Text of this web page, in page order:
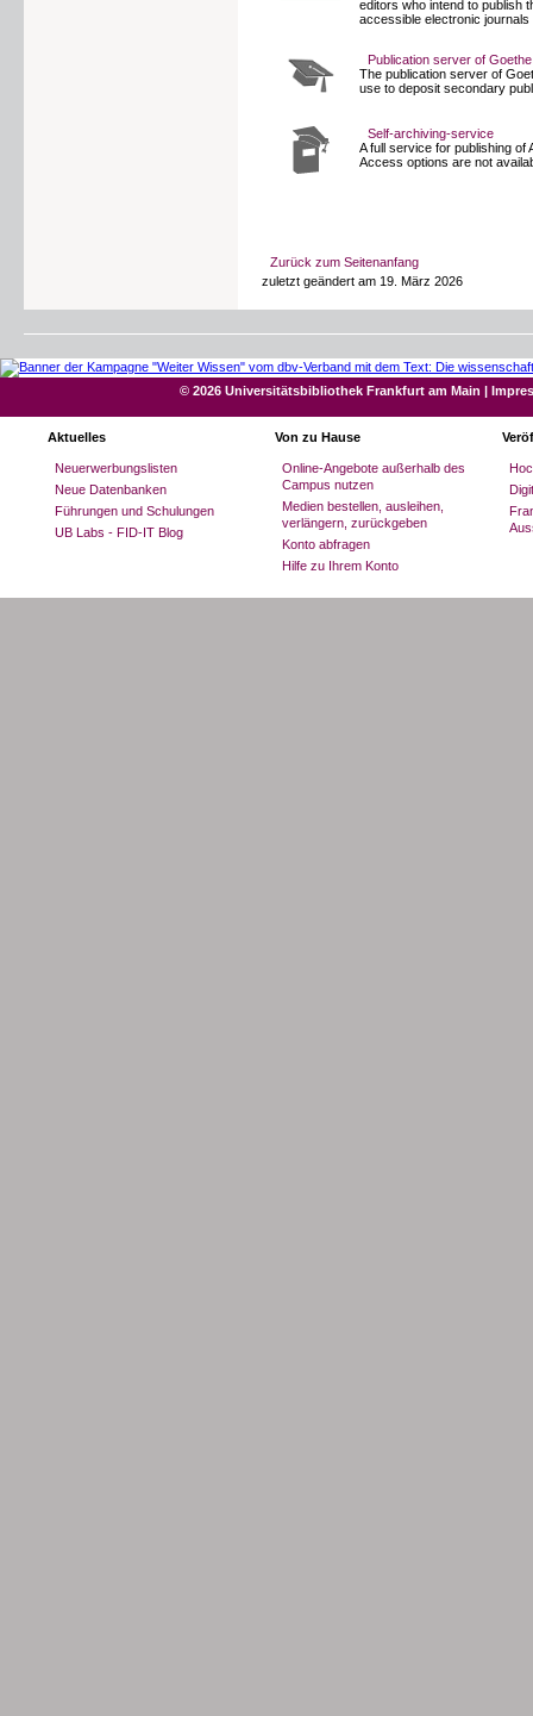
editors who intend to publish
accessible electronic journals
Publication server of
The publication server of
use to deposit secondary
Self-archiving-service
A full service for publishing
Access options are not
Zurück zum Seitenanfang
zuletzt geändert am 19. März 2026
© 2026 Universitätsbibliothek Frankfurt am Main |
Aktuelles
Neuerwerbungslisten
Neue Datenbanken
Führungen und Schulungen
UB Labs - FID-IT Blog
Von zu Hause
Online-Angebote außerhalb des
Campus nutzen
Medien bestellen, ausleihen,
verlängern, zurückgeben
Konto abfragen
Hilfe zu Ihrem Konto